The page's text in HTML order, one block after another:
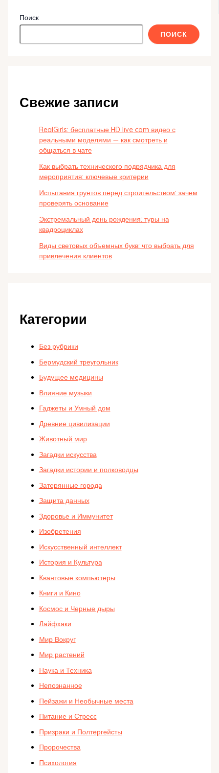
Поиск
ПОИСК
Свежие записи
RealGirls: бесплатные HD live cam видео с
реальными моделями — как смотреть и
общаться в чате
Как выбрать технического подрядчика для
мероприятия: ключевые критерии
Испытания грунтов перед строительством: зачем
проверять основание
Экстремальный день рождения: туры на
квадроциклах
Виды световых объемных букв: что выбрать для
привлечения клиентов
Категории
Без рубрики
Бермудский треугольник
Будущее медицины
Влияние музыки
Гаджеты и Умный дом
Древние цивилизации
Животный мир
Загадки искусства
Загадки истории и полководцы
Затерянные города
Защита данных
Здоровье и Иммунитет
Изобретения
Искусственный интеллект
История и Культура
Квантовые компьютеры
Книги и Кино
Космос и Черные дыры
Лайфхаки
Мир Вокруг
Мир растений
Наука и Техника
Непознанное
Пейзажи и Необычные места
Питание и Стресс
Призраки и Полтергейсты
Пророчества
Психология